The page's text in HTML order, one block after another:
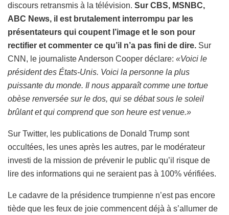
discours retransmis à la télévision. Sur CBS, MSNBC,
ABC News, il est brutalement interrompu par les
présentateurs qui coupent l’image et le son pour
rectifier et commenter ce qu’il n’a pas fini de dire. Sur
CNN, le journaliste Anderson Cooper déclare: «Voici le
président des États-Unis. Voici la personne la plus
puissante du monde. Il nous apparaît comme une tortue
obèse renversée sur le dos, qui se débat sous le soleil
brûlant et qui comprend que son heure est venue.»
Sur Twitter, les publications de Donald Trump sont
occultées, les unes après les autres, par le modérateur
investi de la mission de prévenir le public qu’il risque de
lire des informations qui ne seraient pas à 100% vérifiées.
Le cadavre de la présidence trumpienne n’est pas encore
tiède que les feux de joie commencent déjà à s’allumer de